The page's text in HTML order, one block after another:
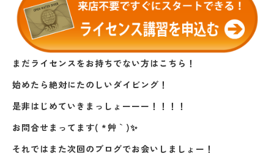
まだライセンスをお持ちでない方はこちら！
始めたら絶対にたのしいダイビング！
是非はじめていきまっしょーーー！！！！
お問合せまってます( *´艸｀)✨
それではまた次回のブログでお会いしましょー！